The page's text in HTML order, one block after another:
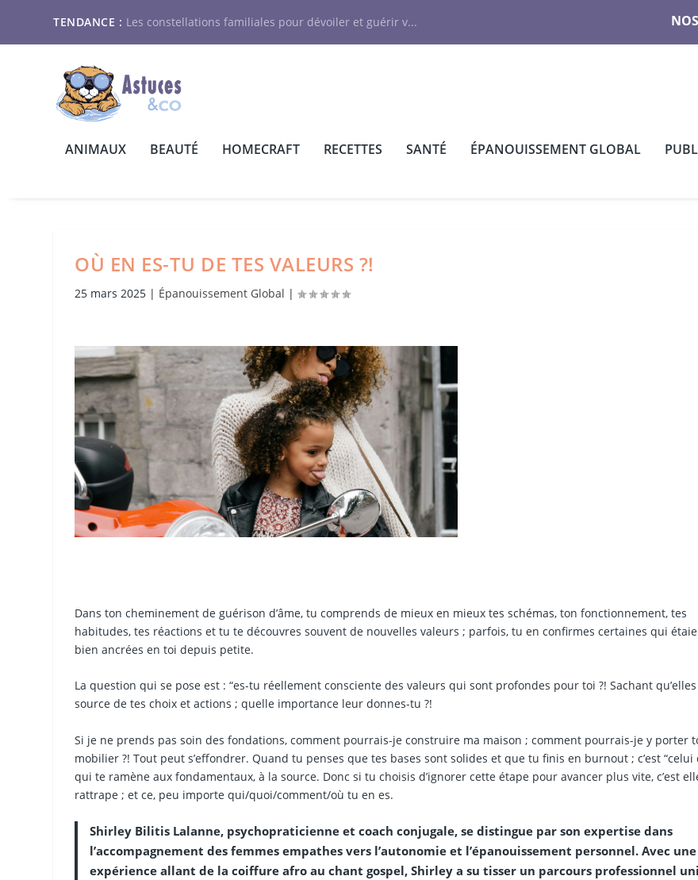
TENDANCE : Les constellations familiales pour dévoiler et guérir v...
ANIMAUX BEAUTÉ HOMECRAFT RECETTES SANTÉ ÉPANOUISSEMENT GLOBAL
OÙ EN ES-TU DE TES VALEURS ?!
25 mars 2025 | Épanouissement Global |
Dans ton cheminement de guérison d’âme, tu comprends de mieux en mieux tes schémas, ton fonctionnement, tes
habitudes, tes réactions et tu te découvres souvent de nouvelles valeurs ; parfois, tu en confirmes certaines qui
bien ancrées en toi depuis petite.
La question qui se pose est : “es-tu réellement consciente des valeurs qui sont profondes pour toi ?! Sachant
source de tes choix et actions ; quelle importance leur donnes-tu ?!
Si je ne prends pas soin des fondations, comment pourrais-je construire ma maison ; comment pourrais-je y porter
mobilier ?! Tout peut s’effondrer. Quand tu penses que tes bases sont solides et que tu finis en burnout ; c’est “celui
qui te ramène aux fondamentaux, à la source. Donc si tu choisis d’ignorer cette étape pour avancer plus vite, c’est
rattrape ; et ce, peu importe qui/quoi/comment/où tu en es.
Shirley Bilitis Lalanne, psychopraticienne et coach conjugale, se distingue par son expertise dans
l’accompagnement des femmes empathes vers l’autonomie et l’épanouissement personnel. Avec
expérience allant de la coiffure afro au chant gospel, Shirley a su tisser un parcours professionnel